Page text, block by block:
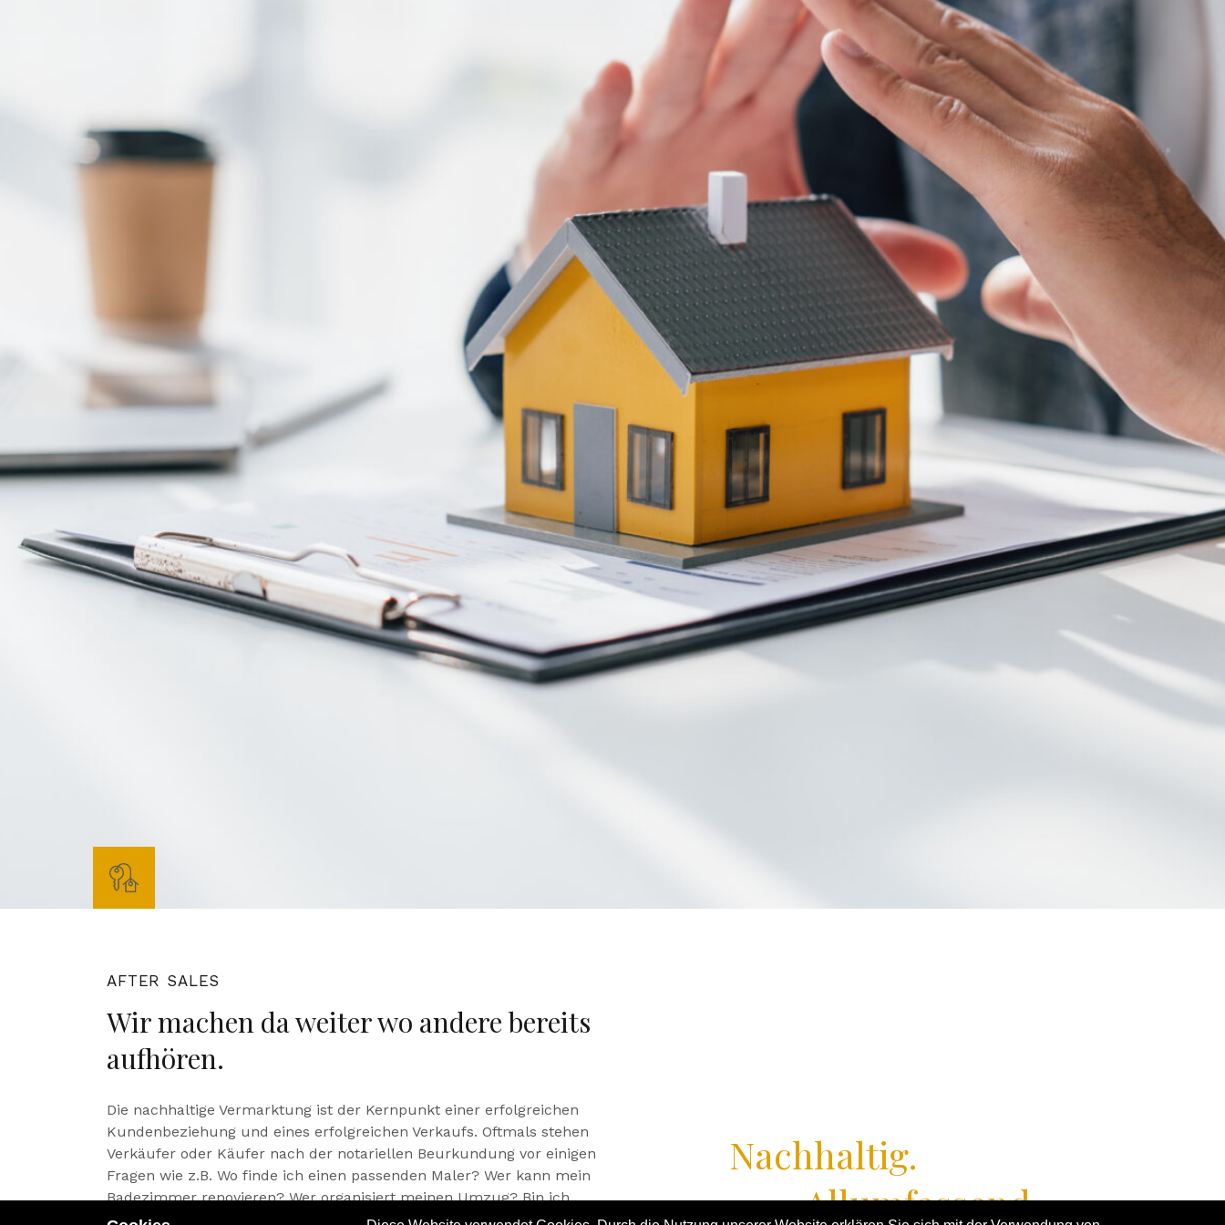
AFTER SALES
Wir machen da weiter wo andere bereits
aufhören.
Die nachhaltige Vermarktung ist der Kernpunkt einer erfolgreichen
Kundenbeziehung und eines erfolgreichen Verkaufs. Oftmals stehen
Verkäufer oder Käufer nach der notariellen Beurkundung vor einigen
Fragen wie z.B. Wo finde ich einen passenden Maler? Wer kann mein
Badezimmer renovieren? Wer organisiert meinen Umzug? Bin ich
ausreichend versichert? Auch bei diesen Fragen sind und bleiben wir
Nachhaltig.
Allumfassend.